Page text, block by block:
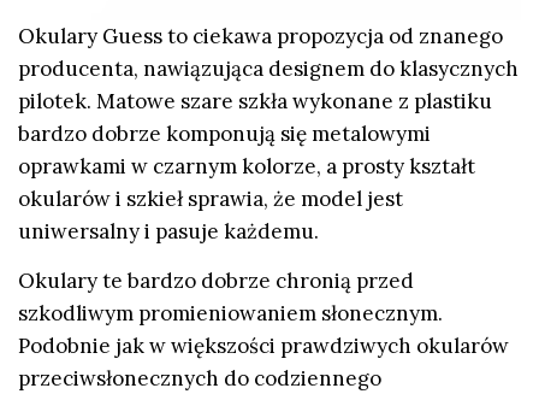
Okulary Guess to ciekawa propozycja od znanego
producenta, nawiązująca designem do klasycznych
pilotek. Matowe szare szkła wykonane z plastiku
bardzo dobrze komponują się metalowymi
oprawkami w czarnym kolorze, a prosty kształt
okularów i szkieł sprawia, że model jest
uniwersalny i pasuje każdemu.
Okulary te bardzo dobrze chronią przed
szkodliwym promieniowaniem słonecznym.
Podobnie jak w większości prawdziwych okularów
przeciwsłonecznych do codziennego